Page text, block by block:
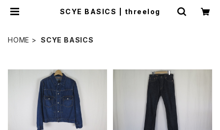
SCYE BASICS | threelog
HOME SCYE BASICS